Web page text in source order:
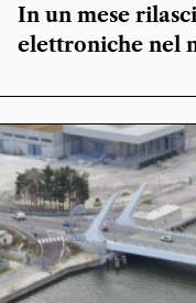
In un mese
elettroniche nel